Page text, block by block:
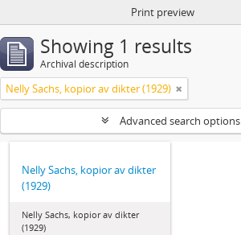
Print preview
Showing 1 results
Archival description
Nelly Sachs, kopior av dikter (1929)
Advanced search options
Nelly Sachs, kopior av dikter
(1929)
Nelly Sachs, kopior av dikter
(1929)